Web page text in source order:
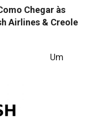
Chegar às
Airlines & Creole
Um